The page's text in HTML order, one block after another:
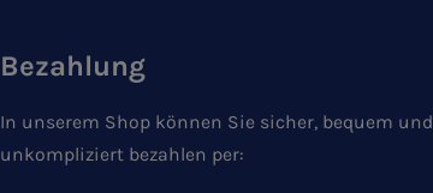
Bezahlung
In unserem Shop können Sie sicher, bequem und
unkompliziert bezahlen per: